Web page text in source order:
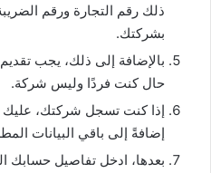
ذلك رقم التجارة ورقم
بشركتك.
بالإضافة إلى ذلك، يجب
حال كنت فردًا وليس شركة.
إذا كنت تسجل شركتك، عليك
إضافةً إلى باقي البيانات
بعدها، ادخل تفاصيل حسابك